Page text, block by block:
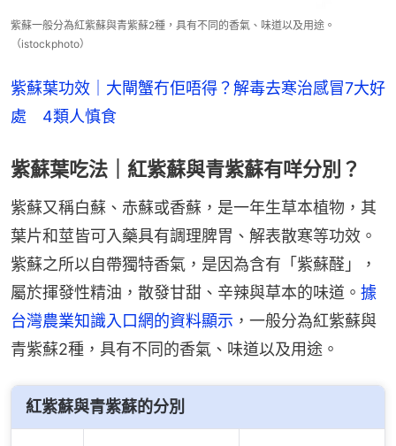
紫蘇一般分為紅紫蘇與青紫蘇2種，具有不同的香氣、味道以及用途。
（istockphoto）
紫蘇葉功效｜大閘蟹冇佢唔得？解毒去寒治感冒7大好
處　4類人慎食
紫蘇葉吃法｜紅紫蘇與青紫蘇有咩分別？
紫蘇又稱白蘇、赤蘇或香蘇，是一年生草本植物，其
葉片和莖皆可入藥具有調理脾胃、解表散寒等功效。
紫蘇之所以自帶獨特香氣，是因為含有「紫蘇醛」，
屬於揮發性精油，散發甘甜、辛辣與草本的味道。 據
台灣農業知識入口網的資料顯示 ，一般分為紅紫蘇與
青紫蘇2種，具有不同的香氣、味道以及用途。
紅紫蘇與青紫蘇的分別